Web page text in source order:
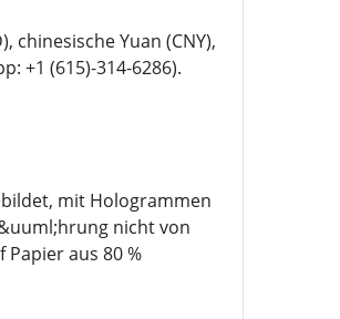
chinesische Yuan (CNY),
+1 (615)-314-6286).
mit Hologrammen
nicht von
aus 80 %